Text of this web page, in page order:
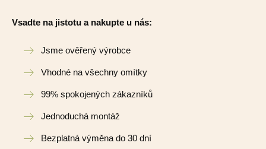
Vsadte na jistotu a nakupte u nás:
Jsme ověřený výrobce
Vhodné na všechny omítky
99% spokojených zákazníků
Jednoduchá montáž
Bezplatná výměna do 30 dní